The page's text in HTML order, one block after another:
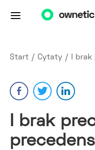
Start / Cytaty / I
I brak